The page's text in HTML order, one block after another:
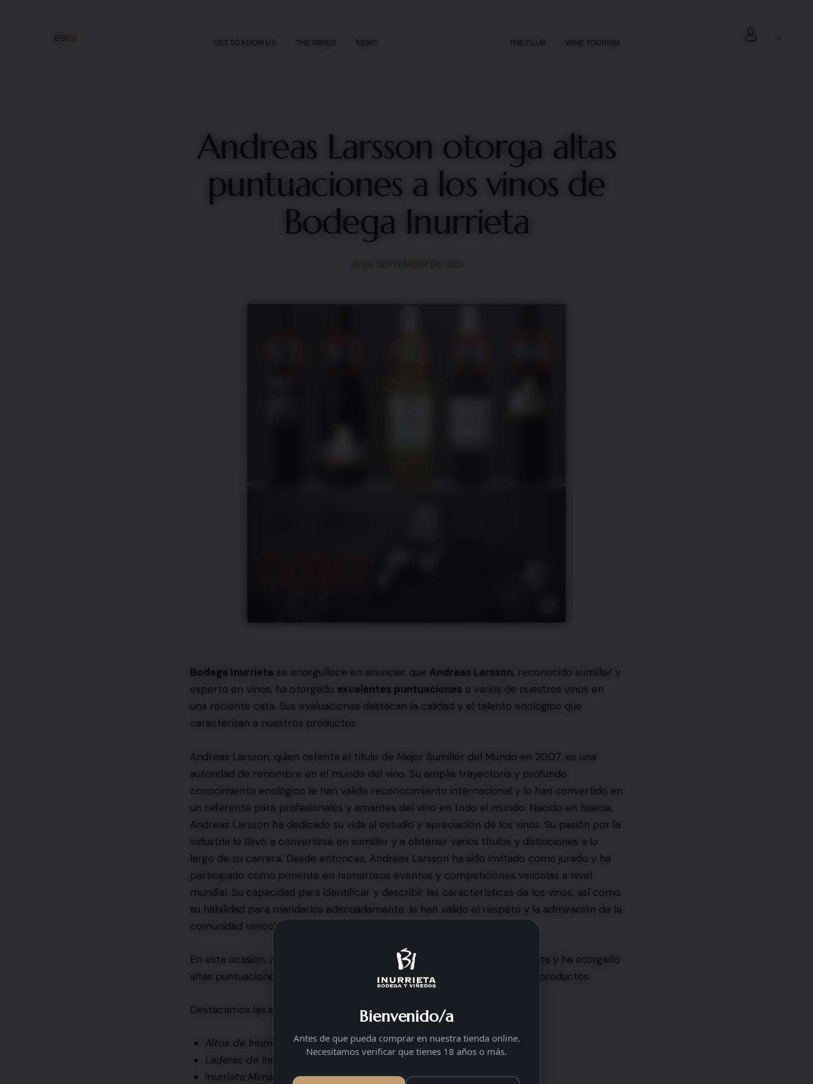
ES
GET TO KNOW US THE WINES NEWS THE CLUB WINE TOURISM
0
Andreas Larsson otorga altas
puntuaciones a los vinos de
Bodega Inurrieta
25 DE SEPTEMBER DE 2023
Bodega Inurrieta se enorgullece en anunciar que Andreas Larsson, reconocido sumiller y
experto en vinos, ha otorgado excelentes puntuaciones a varios de nuestros vinos en
una reciente cata. Sus evaluaciones destacan la calidad y el talento enológico que
caracterizan a nuestros productos.
Andreas Larsson, quien ostenta el título de Mejor Sumiller del Mundo en 2007, es una
autoridad de renombre en el mundo del vino. Su amplia trayectoria y profundo
conocimiento enológico le han valido reconocimiento internacional y lo han convertido en
un referente para profesionales y amantes del vino en todo el mundo. Nacido en Suecia,
Andreas Larsson ha dedicado su vida al estudio y apreciación de los vinos. Su pasión por la
industria lo llevó a convertirse en sumiller y a obtener varios títulos y distinciones a lo
largo de su carrera. Desde entonces, Andreas Larsson ha sido invitado como jurado y ha
participado como ponente en numerosos eventos y competiciones vinícolas a nivel
mundial. Su capacidad para identificar y describir las características de los vinos, así como
su habilidad para maridarlos adecuadamente, le han valido el respeto y la admiración de la
comunidad vinícola.
En esta ocasión, Andreas Larsson ha evaluado los vinos de Bodega Inurrieta y ha otorgado
altas puntuaciones, reconociendo así la calidad y excelencia de nuestros productos.
Destacamos las siguientes puntuaciones:
Altos de Inurrieta Reserva 2018: 92 puntos
Laderas de Inurrieta – Graciano – 2019: 91 puntos
Inurrieta Mimao Garnacha Tinta 2021: 90 puntos
Bienvenido/a
Antes de que pueda comprar en nuestra tienda online.
Necesitamos verificar que tienes 18 años o más.